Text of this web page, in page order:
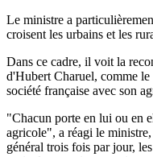
Le ministre a
croisent les urbains et les
Dans ce cadre, il voit la
d'Hubert Charuel, comme
société française avec son
"Chacun porte en lui ou en
agricole", a réagi le
général trois fois par jour,